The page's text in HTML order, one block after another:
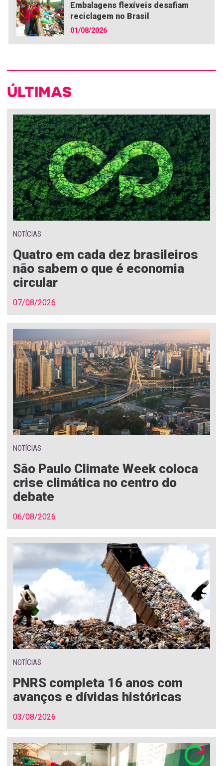
Embalagens flexíveis desafiam
reciclagem no Brasil
01/08/2026
ÚLTIMAS
NOTÍCIAS
Quatro em cada dez brasileiros
não sabem o que é economia
circular
07/08/2026
NOTÍCIAS
São Paulo Climate Week coloca
crise climática no centro do
debate
06/08/2026
NOTÍCIAS
PNRS completa 16 anos com
avanços e dívidas históricas
03/08/2026